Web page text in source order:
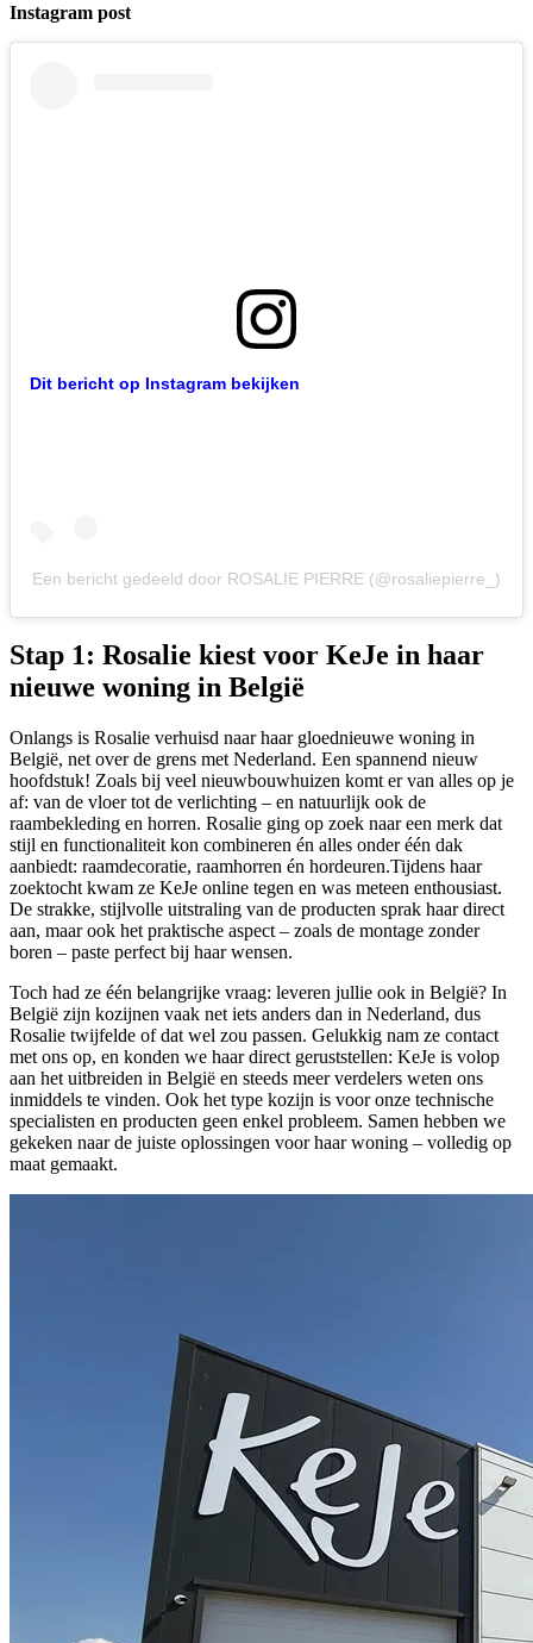
Instagram post
Dit bericht op Instagram bekijken
Een bericht gedeeld door ROSALIE PIERRE (@rosaliepierre_)
Stap 1: Rosalie kiest voor KeJe in haar
nieuwe woning in België
Onlangs is Rosalie verhuisd naar haar gloednieuwe woning in
België, net over de grens met Nederland. Een spannend nieuw
hoofdstuk! Zoals bij veel nieuwbouwhuizen komt er van alles op je
af: van de vloer tot de verlichting – en natuurlijk ook de
raambekleding en horren. Rosalie ging op zoek naar een merk dat
stijl en functionaliteit kon combineren én alles onder één dak
aanbiedt: raamdecoratie, raamhorren én hordeuren.Tijdens haar
zoektocht kwam ze KeJe online tegen en was meteen enthousiast.
De strakke, stijlvolle uitstraling van de producten sprak haar direct
aan, maar ook het praktische aspect – zoals de montage zonder
boren – paste perfect bij haar wensen.
Toch had ze één belangrijke vraag: leveren jullie ook in België? In
België zijn kozijnen vaak net iets anders dan in Nederland, dus
Rosalie twijfelde of dat wel zou passen. Gelukkig nam ze contact
met ons op, en konden we haar direct geruststellen: KeJe is volop
aan het uitbreiden in België en steeds meer verdelers weten ons
inmiddels te vinden. Ook het type kozijn is voor onze technische
specialisten en producten geen enkel probleem. Samen hebben we
gekeken naar de juiste oplossingen voor haar woning – volledig op
maat gemaakt.